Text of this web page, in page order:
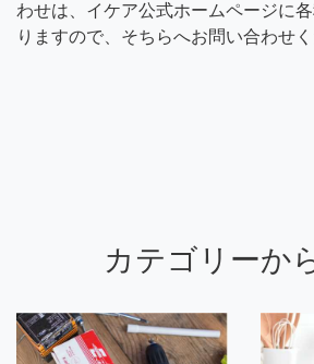
わせは、イケア公式ホームページに
りますので、そちらへお問い合わせく
カテゴリーか